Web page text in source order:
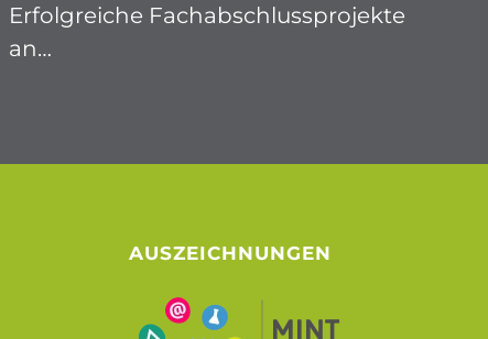
Erfolgreiche Fachabschlussprojekte
an…
AUSZEICHNUNGEN